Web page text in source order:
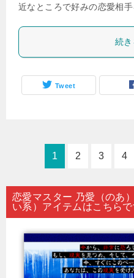
近なところで好みの恋愛相
続
Tweet
1 2 3 4
恋愛マスター 乃愛（のあ
い系）アイテムはこちらで